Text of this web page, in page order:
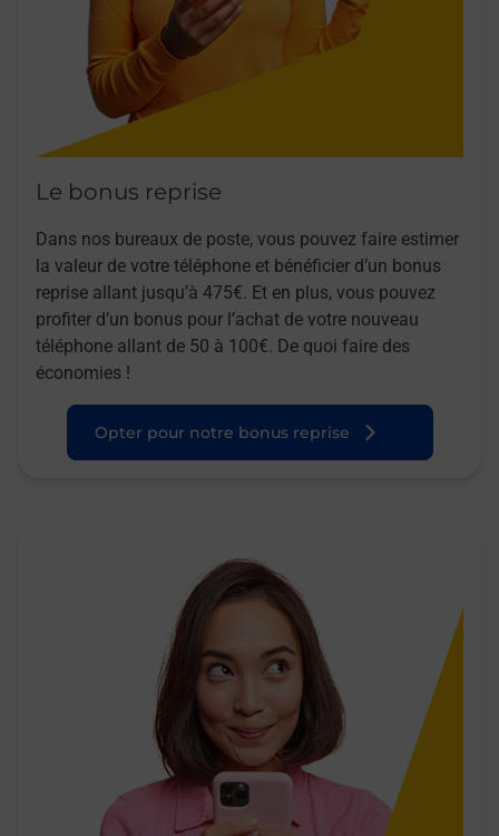
Le bonus reprise
Dans nos bureaux de poste, vous pouvez faire estimer
la valeur de votre téléphone et bénéficier d’un bonus
reprise allant jusqu’à 475€. Et en plus, vous pouvez
profiter d’un bonus pour l’achat de votre nouveau
téléphone allant de 50 à 100€. De quoi faire des
économies !
Opter pour notre bonus reprise